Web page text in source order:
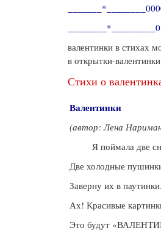
валентинки в стихах
в открытки-валентинки
Стихи о
Валентинки
(автор: Лена
Я поймала две
Две холодные
Заверну их в паутинки.
Ах! Красивые
Это будут